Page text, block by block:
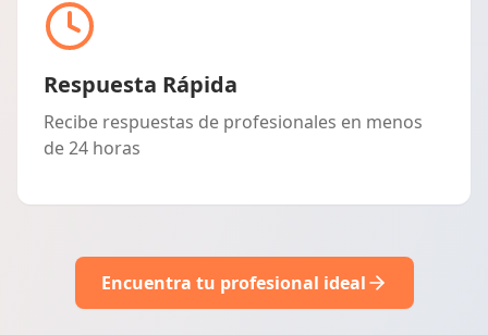
Respuesta Rápida
Recibe respuestas de profesionales en menos
de 24 horas
Encuentra tu profesional ideal